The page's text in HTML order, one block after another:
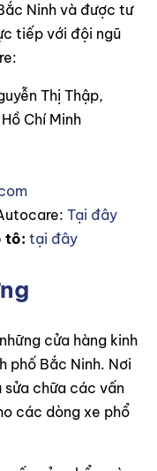
Ninh và được tư
tiếp với đội ngũ
Thị Thập,
Chí Minh
Tại đây
tô: tại đây
cửa hàng kinh
phố Bắc Ninh. Nơi
chữa các vấn
các dòng xe phổ